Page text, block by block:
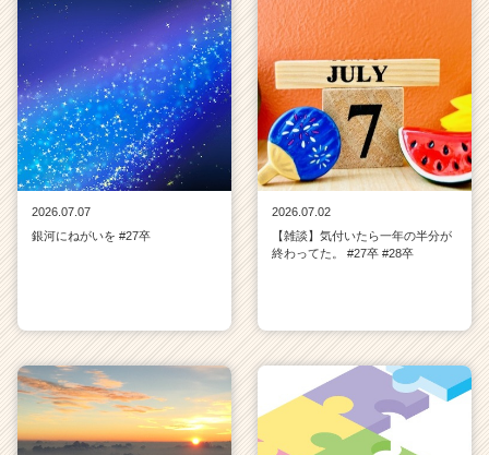
2026.07.07
銀河にねがいを #27卒
2026.07.02
【雑談】気付いたら一年の半分が
終わってた。 #27卒 #28卒